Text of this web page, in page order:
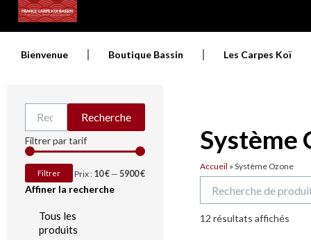
Bienvenue Boutique Bassin Les Carpes Koï
pour :
Recherche
Filtrer par tarif
min
max
Filtrer Prix : 10 €— 5900 €
Affiner la recherche
Tous les
produits
Système
Accueil »Système Ozone
pour :
12 résultats affichés
Trié